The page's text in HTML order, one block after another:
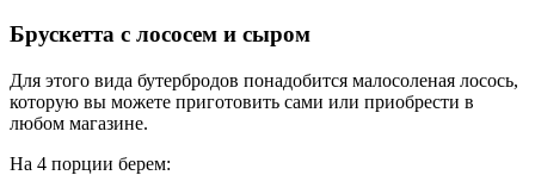
Брускетта с лососем и сыром
Для этого вида бутербродов понадобится малосоленая лосось,
которую вы можете приготовить сами или приобрести в
любом магазине.
На 4 порции берем: